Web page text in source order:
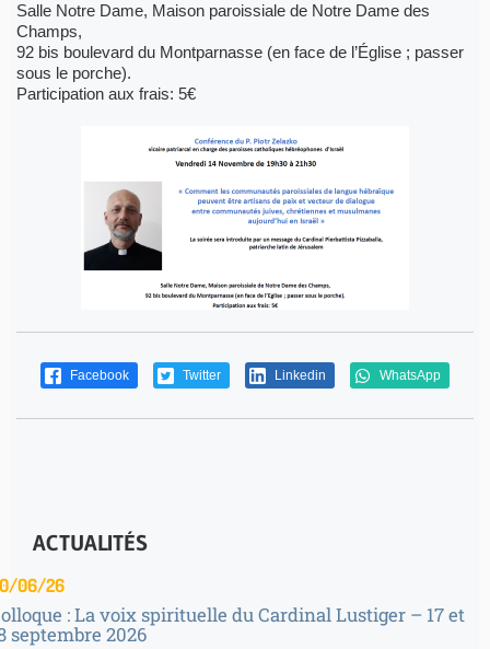
Salle Notre Dame, Maison paroissiale de Notre Dame des
Champs,
92 bis boulevard du Montparnasse (en face de l’Église ; passer
sous le porche).
Participation aux frais: 5€
Facebook Twitter Linkedin WhatsApp
ACTUALITÉS
06/26
: La voix spirituelle du Cardinal Lustiger – 17 et
septembre 2026